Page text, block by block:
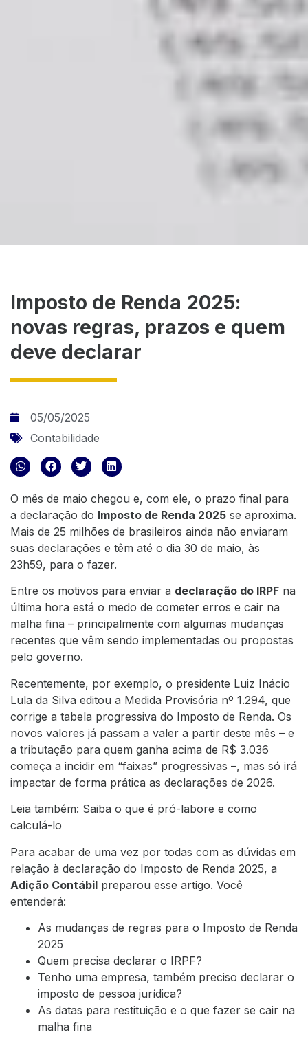
Imposto de Renda 2025:
novas regras, prazos e quem
deve declarar
05/05/2025
Contabilidade
O mês de maio chegou e, com ele, o prazo final para
a declaração do Imposto de Renda 2025 se aproxima.
Mais de 25 milhões de brasileiros ainda não enviaram
suas declarações e têm até o dia 30 de maio, às
23h59, para o fazer.
Entre os motivos para enviar a declaração do IRPF na
última hora está o medo de cometer erros e cair na
malha fina – principalmente com algumas mudanças
recentes que vêm sendo implementadas ou propostas
pelo governo.
Recentemente, por exemplo, o presidente Luiz Inácio
Lula da Silva editou a Medida Provisória nº 1.294, que
corrige a tabela progressiva do Imposto de Renda. Os
novos valores já passam a valer a partir deste mês – e
a tributação para quem ganha acima de R$ 3.036
começa a incidir em “faixas” progressivas –, mas só irá
impactar de forma prática as declarações de 2026.
Leia também: Saiba o que é pró-labore e como
calculá-lo
Para acabar de uma vez por todas com as dúvidas em
relação à declaração do Imposto de Renda 2025, a
Adição Contábil preparou esse artigo. Você
entenderá:
As mudanças de regras para o Imposto de Renda
2025
Quem precisa declarar o IRPF?
Tenho uma empresa, também preciso declarar o
imposto de pessoa jurídica?
As datas para restituição e o que fazer se cair na
malha fina